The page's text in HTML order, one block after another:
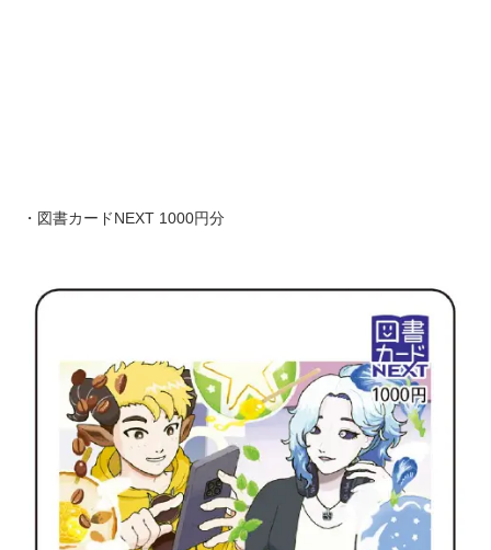
・図書カードNEXT 1000円分